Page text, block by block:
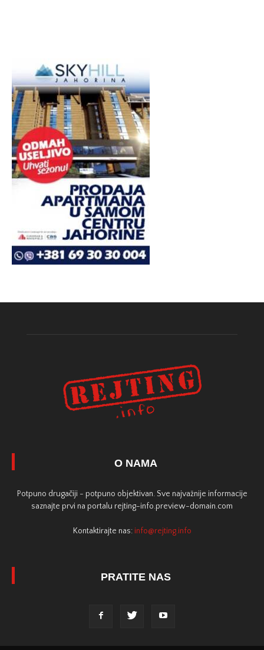
O NAMA
Potpuno drugačiji - potpuno objektivan. Sve najvažnije informacije
saznajte prvi na portalu rejting-info.preview-domain.com
Kontaktirajte nas: info@rejting.info
PRATITE NAS